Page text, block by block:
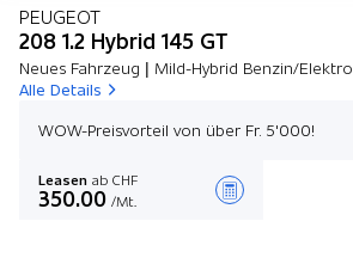
PEUGEOT
208 1.2 Hybrid 145 GT
Neues Fahrzeug | Mild-Hybrid Benzin/Elektro
Alle Details
WOW-Preisvorteil von über Fr. 5'000!
Leasen ab CHF
350.00 /Mt.